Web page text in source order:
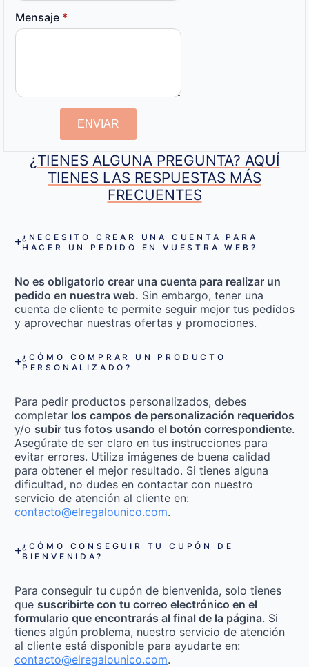
Mensaje *
ENVIAR
¿TIENES ALGUNA PREGUNTA? AQUÍ
TIENES LAS RESPUESTAS MÁS
FRECUENTES
¿NECESITO CREAR UNA CUENTA PARA
HACER UN PEDIDO EN VUESTRA WEB?
No es obligatorio crear una cuenta para realizar un
pedido en nuestra web. Sin embargo, tener una
cuenta de cliente te permite seguir mejor tus pedidos
y aprovechar nuestras ofertas y promociones.
¿CÓMO COMPRAR UN PRODUCTO
PERSONALIZADO?
Para pedir productos personalizados, debes
completar los campos de personalización requeridos
y/o subir tus fotos usando el botón correspondiente.
Asegúrate de ser claro en tus instrucciones para
evitar errores. Utiliza imágenes de buena calidad
para obtener el mejor resultado. Si tienes alguna
dificultad, no dudes en contactar con nuestro
servicio de atención al cliente en:
contacto@elregalounico.com.
¿CÓMO CONSEGUIR TU CUPÓN DE
BIENVENIDA?
Para conseguir tu cupón de bienvenida, solo tienes
que suscribirte con tu correo electrónico en el
formulario que encontrarás al final de la página. Si
tienes algún problema, nuestro servicio de atención
al cliente está disponible para ayudarte en:
contacto@elregalounico.com.